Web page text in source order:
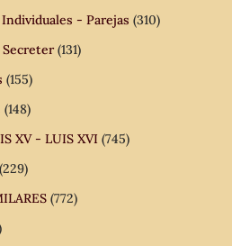
- Parejas (310)
(131)
(155)
(148)
XV - LUIS XVI (745)
(229)
(772)